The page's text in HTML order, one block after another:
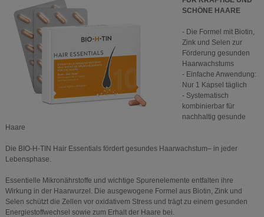
SCHÖNE HAARE
- Die Formel mit Biotin,
Zink und Selen zur
Förderung gesunden
Haarwachstums
- Einfache Anwendung:
Nur 1 Kapsel täglich
- Systematisch
kombinierbar für
nachhaltig gesunde
Haare
Die BIO-H-TIN Hair Essentials fördert gesundes Haarwachstum– in jeder
Lebensphase.
Essentielle Mikronährstoffe und wichtige Spurenelemente entfalten ihre
Wirkung in der Haarwurzel. Die ausgewogene Formel aus Biotin, Zink und
Selen schützt die Zellen vor oxidativem Stress und trägt zu einem gesunden
Energiestoffwechsel sowie zum Erhalt der Haare bei.